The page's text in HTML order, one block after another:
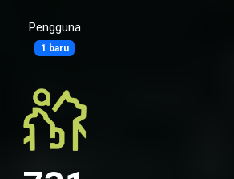
Pengguna
1 baru